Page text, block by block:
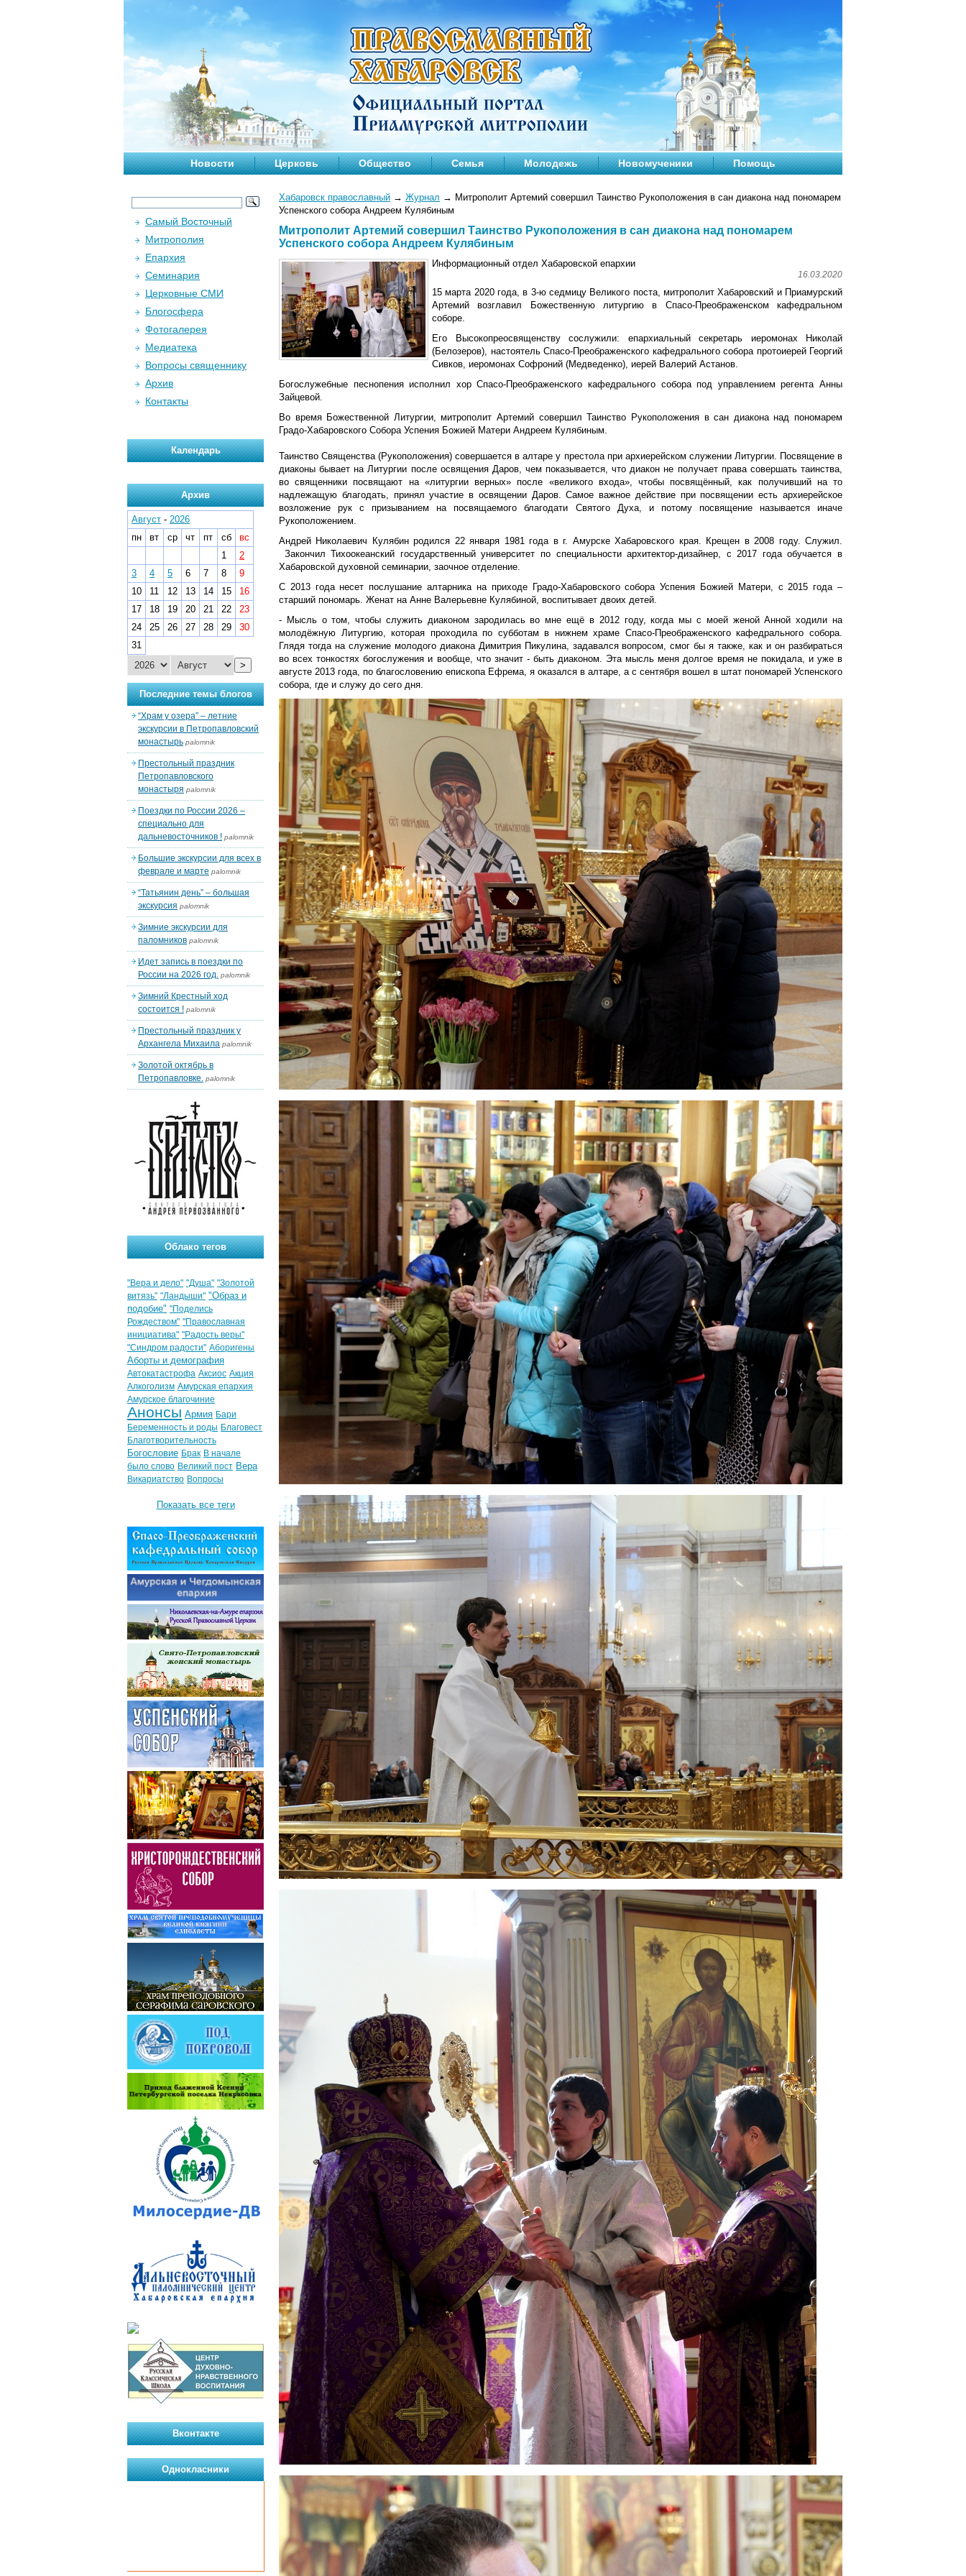
Новости Церковь Общество Семья Молодежь Новомученики Помощь
Хабаровск православный → Журнал → Митрополит Артемий совершил Таинство Рукоположения в сан диакона над пономарем
Успенского собора Андреем Кулябиным
Митрополит Артемий совершил Таинство Рукоположения в сан диакона над пономарем
Успенского собора Андреем Кулябиным
Информационный отдел Хабаровской епархии
16.03.2020
15 марта 2020 года, в 3-ю седмицу Великого поста, митрополит Хабаровский и Приамурский
Артемий возглавил Божественную литургию в Спасо-Преображенском кафедральном
соборе.
Его Высокопреосвященству сослужили: епархиальный секретарь иеромонах Николай
(Белозеров), настоятель Спасо-Преображенского кафедрального собора протоиерей Георгий
Сивков, иеромонах Софроний (Медведенко), иерей Валерий Астанов.
Богослужебные песнопения исполнил хор Спасо-Преображенского кафедрального собора под управлением регента Анны
Зайцевой.
Во время Божественной Литургии, митрополит Артемий совершил Таинство Рукоположения в сан диакона над пономарем
Градо-Хабаровского Собора Успения Божией Матери Андреем Кулябиным.
Таинство Священства (Рукоположения) совершается в алтаре у престола при архиерейском служении Литургии. Посвящение в
диаконы бывает на Литургии после освящения Даров, чем показывается, что диакон не получает права совершать таинства,
во священники посвящают на «литургии верных» после «великого входа», чтобы посвящённый, как получивший на то
надлежащую благодать, принял участие в освящении Даров. Самое важное действие при посвящении есть архиерейское
возложение рук с призыванием на посвящаемого благодати Святого Духа, и потому посвящение называется иначе
Рукоположением.
Андрей Николаевич Кулябин родился 22 января 1981 года в г. Амурске Хабаровского края. Крещен в 2008 году. Служил.
Закончил Тихоокеанский государственный университет по специальности архитектор-дизайнер, с 2017 года обучается в
Хабаровской духовной семинарии, заочное отделение.
С 2013 года несет послушание алтарника на приходе Градо-Хабаровского собора Успения Божией Матери, с 2015 года –
старший пономарь. Женат на Анне Валерьевне Кулябиной, воспитывает двоих детей.
- Мысль о том, чтобы служить диаконом зародилась во мне ещё в 2012 году, когда мы с моей женой Анной ходили на
молодёжную Литургию, которая проходила по субботам в нижнем храме Спасо-Преображенского кафедрального собора.
Глядя тогда на служение молодого диакона Димитрия Пикулина, задавался вопросом, смог бы я также, как и он разбираться
во всех тонкостях богослужения и вообще, что значит - быть диаконом. Эта мысль меня долгое время не покидала, и уже в
августе 2013 года, по благословению епископа Ефрема, я оказался в алтаре, а с сентября вошел в штат пономарей Успенского
собора, где и служу до сего дня.
Самый Восточный
Митрополия
Епархия
Семинария
Церковные СМИ
Блогосфера
Фотогалерея
Медиатека
Вопросы священнику
Архив
Контакты
Календарь
Архив
Август - 2026
пн
вт ср чт пт сб
вс
1
2
3
4 5 6 7 8
9
10
11 12 13 14 15
16
17
18 19 20 21 22
23
24
25 26 27 28 29
30
31
>
Последние темы блогов
“Храм у озера” – летние
экскурсии в Петропавловский
монастырь palomnik
Престольный праздник
Петропавловского
монастыря palomnik
Поездки по России 2026 –
специально для
дальневосточников ! palomnik
Большие экскурсии для всех в
феврале и марте palomnik
“Татьянин день” – большая
экскурсия palomnik
Зимние экскурсии для
паломников palomnik
Идет запись в поездки по
России на 2026 год. palomnik
Зимний Крестный ход
состоится ! palomnik
Престольный праздник у
Архангела Михаила palomnik
Золотой октябрь в
Петропавловке. palomnik
Облако тегов
"Вера и дело" "Душа" "Золотой
витязь" "Ландыши" "Образ и
подобие" "Поделись
Рождеством" "Православная
инициатива" "Радость веры"
"Синдром радости" Аборигены
Аборты и демография
Автокатастрофа Аксиос Акция
Алкоголизм Амурская епархия
Амурское благочиние
Анонсы Армия Бари
Беременность и роды Благовест
Благотворительность
Богословие Брак В начале
было слово Великий пост Вера
Викариатство Вопросы
Показать все теги
Вконтакте
Однокласники